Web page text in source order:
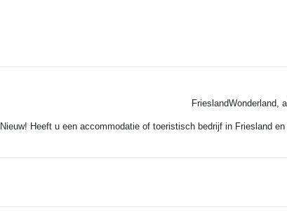
FrieslandWonderland,
Nieuw! Heeft u een accommodatie of toeristisch bedrijf in Friesland